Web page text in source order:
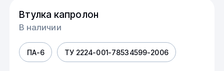
Втулка капролон
В наличии
ПА-6 ТУ 2224-001-78534599-2006